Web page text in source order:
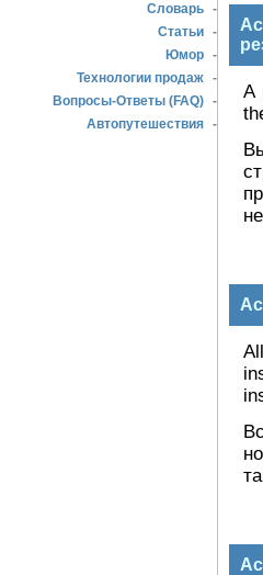
Словарь -
Статьи -
Юмор -
Технологии продаж -
Вопросы-Ответы (FAQ) -
Автопутешествия -
A